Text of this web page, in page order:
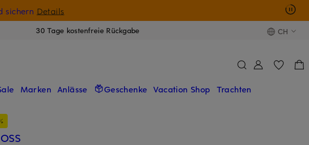
sichern Details
30 Tage kostenfreie Rückgabe CH
Marken Anlässe Geschenke Vacation Shop Trachten